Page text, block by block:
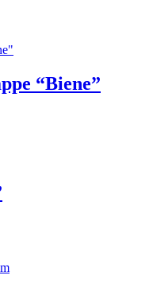
“Biene”